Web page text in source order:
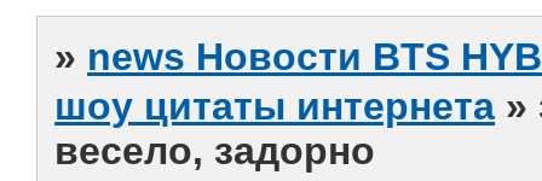
» news Новости BTS
шоу цитаты интернета »
весело, задорно